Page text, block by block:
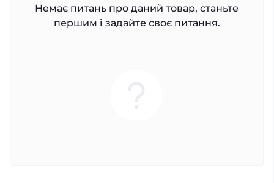
Немає питань про даний товар, станьте
першим і задайте своє питання.